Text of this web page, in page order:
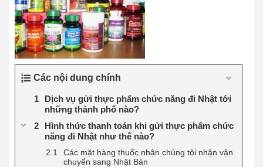
Các nội dung chính
Dịch vụ gửi thực phẩm chức năng đi Nhật tới
những thành phố nào?
Hình thức thanh toán khi gửi thực phẩm chức
năng đi Nhật như thế nào?
Các mặt hàng thuốc nhận chúng tôi nhận vận
chuyển sang Nhật Bản